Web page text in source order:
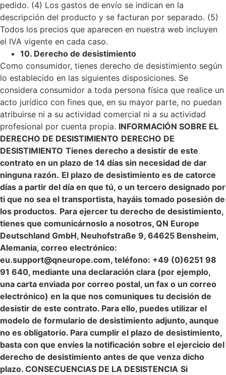
pedido. (4) Los gastos de envío se indican en la
descripción del producto y se facturan por separado. (5)
Todos los precios que aparecen en nuestra web incluyen
el IVA vigente en cada caso.
10. Derecho de desistimiento
Como consumidor, tienes derecho de desistimiento según
lo establecido en las siguientes disposiciones. Se
considera consumidor a toda persona física que realice un
acto jurídico con fines que, en su mayor parte, no puedan
atribuirse ni a su actividad comercial ni a su actividad
profesional por cuenta propia. INFORMACIÓN SOBRE EL
DERECHO DE DESISTIMIENTO DERECHO DE
DESISTIMIENTO Tienes derecho a desistir de este
contrato en un plazo de 14 días sin necesidad de dar
ninguna razón. El plazo de desistimiento es de catorce
días a partir del día en que tú, o un tercero designado por
ti que no sea el transportista, hayáis tomado posesión de
los productos. Para ejercer tu derecho de desistimiento,
tienes que comunicárnoslo a nosotros, QN Europe
Deutschland GmbH, Neuhofstraße 9, 64625 Bensheim,
Alemania, correo electrónico:
eu.support@qneurope.com, teléfono: +49 (0)6251 98
91 640, mediante una declaración clara (por ejemplo,
una carta enviada por correo postal, un fax o un correo
electrónico) en la que nos comuniques tu decisión de
desistir de este contrato. Para ello, puedes utilizar el
modelo de formulario de desistimiento adjunto, aunque
no es obligatorio. Para cumplir el plazo de desistimiento,
basta con que envíes la notificación sobre el ejercicio del
derecho de desistimiento antes de que venza dicho
plazo. CONSECUENCIAS DE LA DESISTENCIA Si